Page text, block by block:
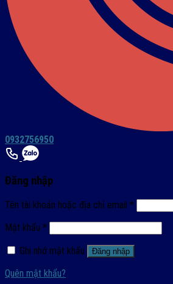
0932756950
Đăng nhập
Tên tài khoản hoặc địa chỉ email *
Mật khẩu *
Ghi nhớ mật khẩu
Đăng nhập
Quên mật khẩu?